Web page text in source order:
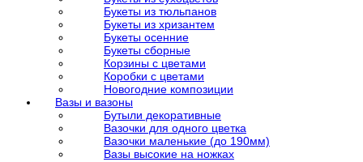
Букеты из тюльпанов
Букеты из хризантем
Букеты осенние
Букеты сборные
Корзины с цветами
Коробки с цветами
Новогодние композиции
Вазы и вазоны
Бутыли декоративные
Вазочки для одного цветка
Вазочки маленькие (до 190мм)
Вазы высокие на ножках